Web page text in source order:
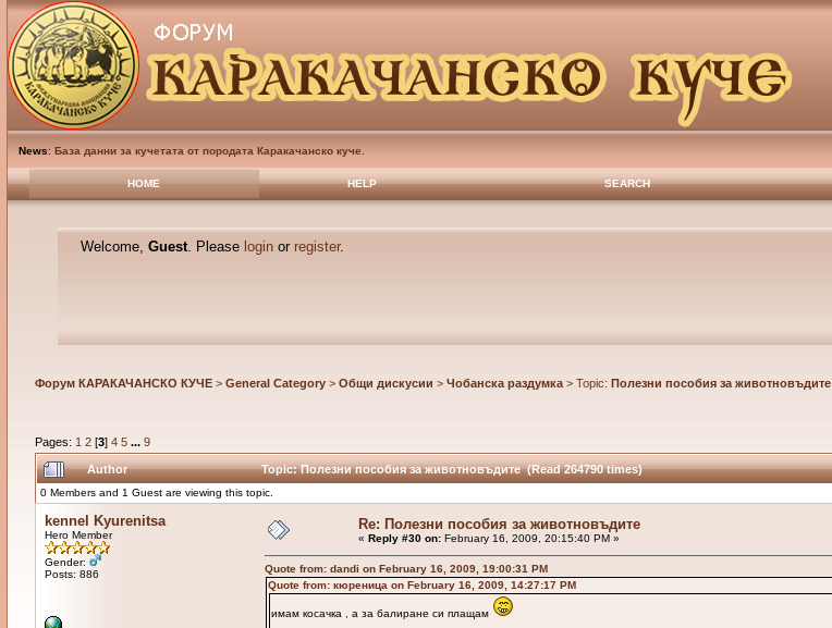
News: База данни за кучетата от породата Каракачанско куче.
HOME HELP SEARCH
Welcome,Guest. Please login or register.
Форум КАРАКАЧАНСКО КУЧЕ> General Category> Общи дискусии > Чобанска раздумка> Topic: Полезни пособия за животновъдите
Pages: 1 2[3] 4 5 ... 9
Author Topic: Полезни пособия за животновъдите (Read 264790 times)
0 Members and 1 Guest are viewing this topic.
kennel Kyurenitsa
Hero Member
Gender:
Posts: 886
Re: Полезни пособия за животновъдите
« Reply #30 on:February 16, 2009, 20:15:40 PM »
Quote from: dandi on February 16, 2009, 19:00:31 PM
Quote from: кюреница on February 16, 2009, 14:27:17 PM
имам косачка , а за балиране си плащам